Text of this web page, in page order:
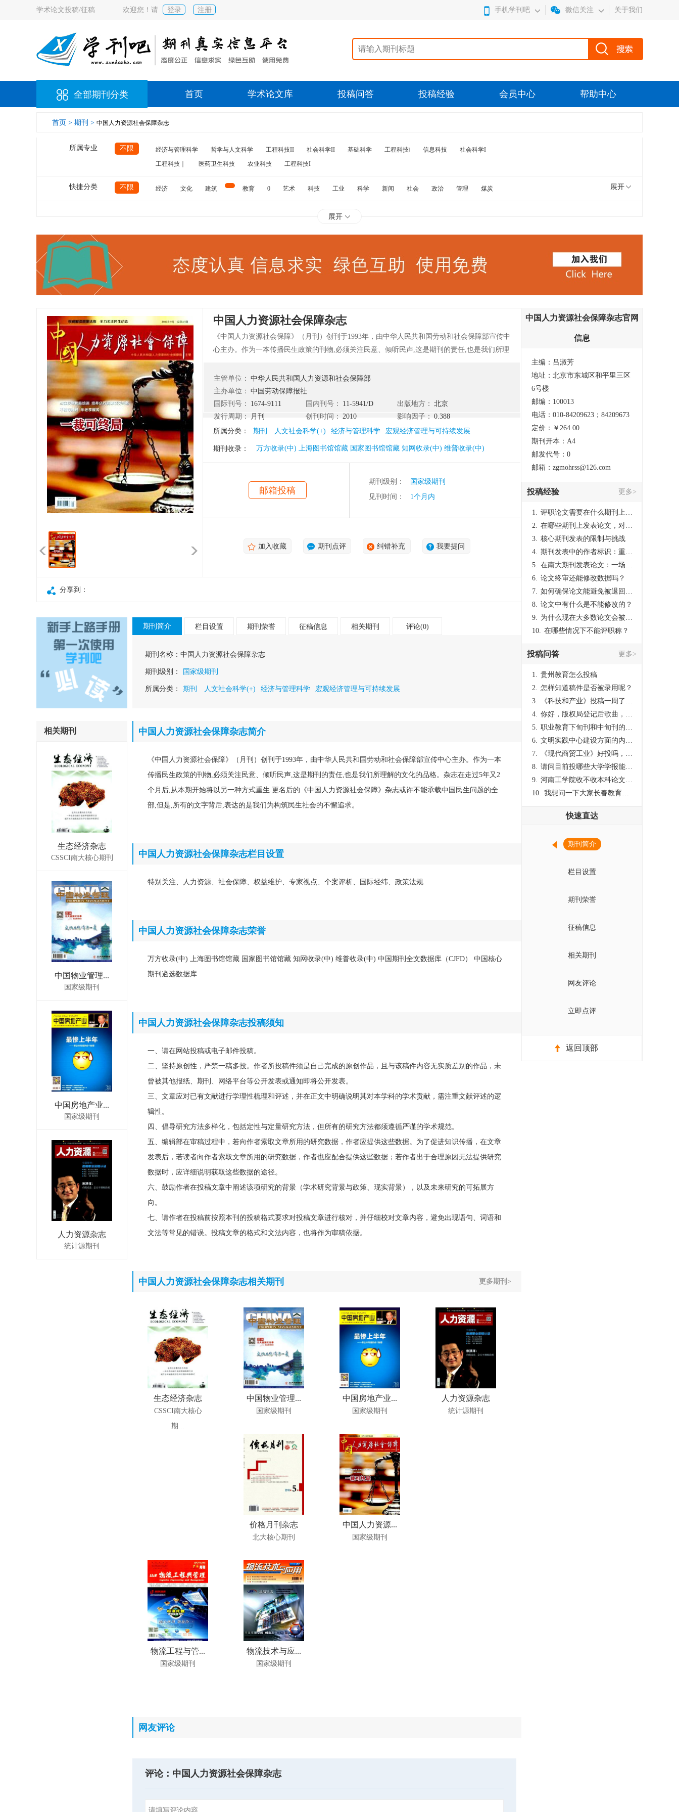
学术论文投稿/征稿 欢迎您！请 登录 注册 手机学刊吧 微信关注 关于我们
全部期刊分类 首页 学术论文库 投稿问答 投稿经验 会员中心 帮助中心
首页 > 期刊 > 中国人力资源社会保障杂志
所属专业 不限 经济与管理科学 哲学与人文科学 工程科技II 社会科学II 基础科学 工程科技‖ 信息科技
社会科学I
工程科技｜
医药卫生科技 农业科技 工程科技I
快捷分类 不限 经济 文化 建筑 教育 0 艺术 科技 工业 科学 新闻 社会 政治 管理
煤炭
展开
展开
中国人力资源社会保障杂志
《中国人力资源社会保障》（月刊）创刊于1993年，由中华人民共和国劳动和社会保障部宣传中
心主办。作为一本传播民生政策的刊物,必须关注民意、倾听民声,这是期刊的责任,也是我们所理
力资源社会保障》杂志或许不能承载中国民生问题的全部,但是,所有的文字背后,表达的是我们为
构筑民生社会的不懈追求。
主管单位： 中华人民共和国人力资源和社会保障部
主办单位： 中国劳动保障报社
国际刊号：
1674-9111 国内刊号： 11-5941/D 出版地方：
北京
发行周期：
月刊 创刊时间： 2010 影响因子：
0.388
所属分类：
期刊 人文社会科学(+) 经济与管理科学 宏观经济管理与可持续发展
期刊收录： 万方收录(中) 上海图书馆馆藏 国家图书馆馆藏 知网收录(中) 维普收录(中)
邮箱投稿
期刊级别：
国家级期刊
见刊时间：
1个月内
加入收藏 期刊点评 纠错补充 我要提问
分享到：
相关期刊
生态经济杂志
CSSCI南大核心期刊
中国物业管理...
国家级期刊
中国房地产业...
国家级期刊
人力资源杂志
统计源期刊
期刊简介 栏目设置 期刊荣誉 征稿信息 相关期刊 评论(0)
期刊名称： 中国人力资源社会保障杂志
期刊级别： 国家级期刊
所属分类： 期刊 人文社会科学(+) 经济与管理科学 宏观经济管理与可持续发展
中国人力资源社会保障杂志简介
《中国人力资源社会保障》（月刊）创刊于1993年，由中华人民共和国劳动和社会保障部宣传中心主办。作为一本
传播民生政策的刊物,必须关注民意、倾听民声,这是期刊的责任,也是我们所理解的文化的品格。杂志在走过5年又2
个月后,从本期开始将以另一种方式重生.更名后的《中国人力资源社会保障》杂志或许不能承载中国民生问题的全
部,但是,所有的文字背后,表达的是我们为构筑民生社会的不懈追求。
中国人力资源社会保障杂志栏目设置
特别关注、人力资源、社会保障、权益维护、专家视点、个案评析、国际经纬、政策法规
中国人力资源社会保障杂志荣誉
万方收录(中) 上海图书馆馆藏 国家图书馆馆藏 知网收录(中) 维普收录(中) 中国期刊全文数据库（CJFD） 中国核心
期刊遴选数据库
中国人力资源社会保障杂志投稿须知
一、请在网站投稿或电子邮件投稿。
二、坚持原创性，严禁一稿多投。作者所投稿件须是自己完成的原创作品，且与该稿件内容无实质差别的作品，未
曾被其他报纸、期刊、网络平台等公开发表或通知即将公开发表。
三、文章应对已有文献进行学理性梳理和评述，并在正文中明确说明其对本学科的学术贡献，需注重文献评述的逻
辑性。
四、倡导研究方法多样化，包括定性与定量研究方法，但所有的研究方法都须遵循严谨的学术规范。
五、编辑部在审稿过程中，若向作者索取文章所用的研究数据，作者应提供这些数据。为了促进知识传播，在文章
发表后，若读者向作者索取文章所用的研究数据，作者也应配合提供这些数据；若作者出于合理原因无法提供研究
数据时，应详细说明获取这些数据的途径。
六、鼓励作者在投稿文章中阐述该项研究的背景（学术研究背景与政策、现实背景），以及未来研究的可拓展方
向。
七、请作者在投稿前按照本刊的投稿格式要求对投稿文章进行核对，并仔细校对文章内容，避免出现语句、词语和
文法等常见的错误。投稿文章的格式和文法内容，也将作为审稿依据。
中国人力资源社会保障杂志相关期刊 更多期刊>
生态经济杂志
CSSCI南大核心
期...
中国物业管理...
国家级期刊
中国房地产业...
国家级期刊
人力资源杂志
统计源期刊
价格月刊杂志
北大核心期刊
中国人力资源...
国家级期刊
物流工程与管...
国家级期刊
物流技术与应...
国家级期刊
网友评论
评论：中国人力资源社会保障杂志
中国人力资源社会保障杂志官网
信息
主编：吕淑芳
地址：北京市东城区和平里三区
6号楼
邮编：100013
电话：010-84209623；84209673
定价：￥264.00
期刊开本：A4
邮发代号：0
邮箱：zgmohrss@126.com
投稿经验 更多>
1. 评职论文需要在什么期刊上发表？
2. 在哪些期刊上发表论文，对考研有优势？
3. 核心期刊发表的限制与挑战
4. 期刊发表中的作者标识：重要性与实践
5. 在南大期刊发表论文：一场知识探索与学术成就的旅程
6. 论文终审还能修改数据吗？
7. 如何确保论文能避免被退回：关键条件与策略
8. 论文中有什么是不能修改的？
9. 为什么现在大多数论文会被评判为AI撰写？（深度剖析查重机制下的困境与出路）
10. 在哪些情况下不能评职称？
投稿问答 更多>
1. 贵州教育怎么投稿
2. 怎样知道稿件是否被录用呢？
3.
《科技和产业》投稿一周了仍是“已发回执”状态，这是什么意思？什么时候外审？
4. 你好，版权局登记后歌曲，这里能否发表
5. 职业教育下旬刊和中旬刊的国内刊号一样，他们有什么区别，两本刊物都是真的吗？
6. 文明实践中心建设方面的内容适合那种期刊
7.
《现代商贸工业》好投吗，版面费多少？
8. 请问目前投哪些大学学报能较快出刊啊
9. 河南工学院收不收本科论文呀？
10. 我想问一下大家长春教育学院学报是本科学报吗？
快速直达
期刊简介
栏目设置
期刊荣誉
征稿信息
相关期刊
网友评论
立即点评
返回顶部